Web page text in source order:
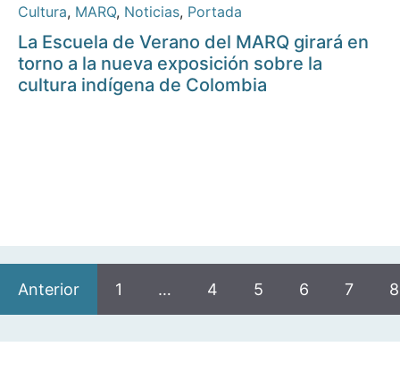
Cultura, MARQ, Noticias, Portada
La Escuela de Verano del MARQ girará en
torno a la nueva exposición sobre la
cultura indígena de Colombia
Anterior 1 … 4 5 6 7 8